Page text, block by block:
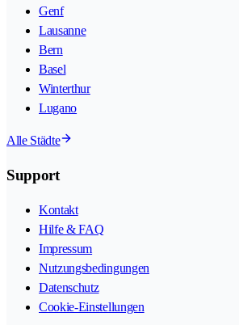
Genf
Lausanne
Bern
Basel
Winterthur
Lugano
Alle Städte
Support
Kontakt
Hilfe & FAQ
Impressum
Nutzungsbedingungen
Datenschutz
Cookie-Einstellungen